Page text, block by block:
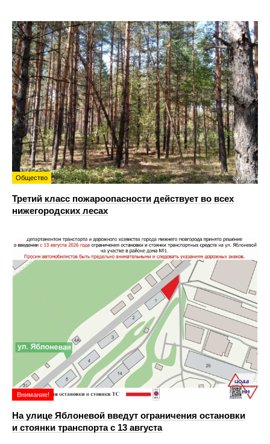
Общество
Третий класс пожароопасности действует во всех
нижегородских лесах
Внимание!
На улице Яблоневой введут ограничения остановки
и стоянки транспорта с 13 августа